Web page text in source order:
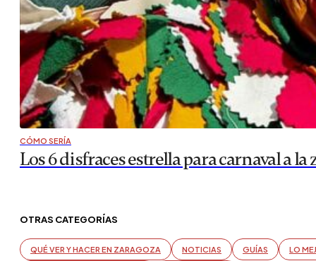
CÓMO SERÍA
Los 6 disfraces estrella para carnaval a la
OTRAS CATEGORÍAS
QUÉ VER Y HACER EN ZARAGOZA NOTICIAS GUÍAS LO